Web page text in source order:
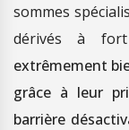
sommes
dérivés à
extrêmement
grâce à leur
barrière